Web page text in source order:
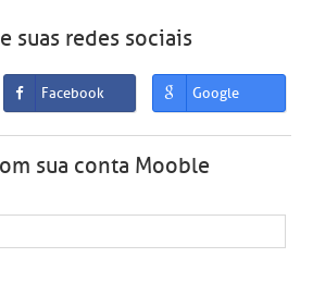
suas redes sociais
Facebook Google
sua conta Mooble